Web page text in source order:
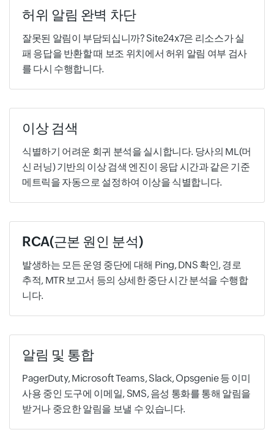
허위 알림 완벽 차단
잘못된 알림이 부담되십니까? Site24x7은 리소스가 실
패 응답을 반환할 때 보조 위치에서 허위 알림 여부 검사
를 다시 수행합니다.
이상 검색
식별하기 어려운 회귀 분석을 실시합니다. 당사의 ML(머
신 러닝) 기반의 이상 검색 엔진이 응답 시간과 같은 기준
메트릭을 자동으로 설정하여 이상을 식별합니다.
RCA(근본 원인 분석)
발생하는 모든 운영 중단에 대해 Ping, DNS 확인, 경로
추적, MTR 보고서 등의 상세한 중단 시간 분석을 수행합
니다.
알림 및 통합
PagerDuty, Microsoft Teams, Slack, Opsgenie 등 이미
사용 중인 도구에 이메일, SMS, 음성 통화를 통해 알림을
받거나 중요한 알림을 보낼 수 있습니다.